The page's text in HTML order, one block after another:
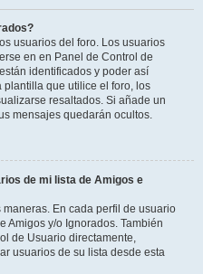
usuarios del foro. Los usuarios
en en Panel de Control de
identificados y poder así
que utilice el foro, los
resaltados. Si añade un
mensajes quedarán ocultos.
de mi lista de Amigos e
En cada perfil de usuario
Amigos y/o Ignorados. También
de Usuario directamente,
usuarios de su lista desde esta